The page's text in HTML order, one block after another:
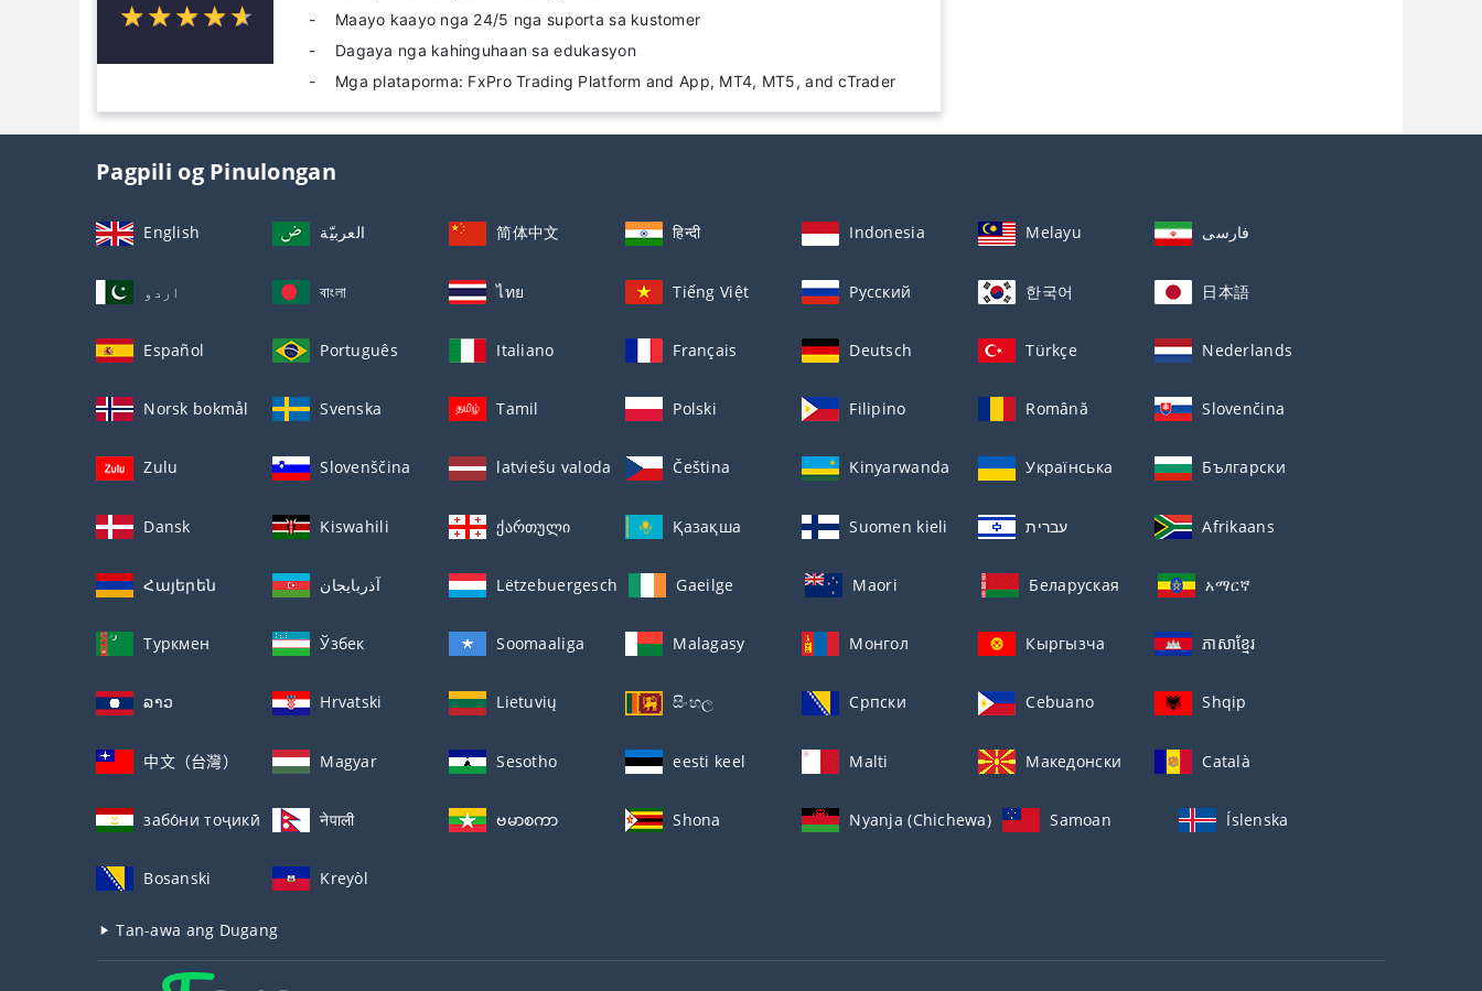
☆☆☆☆☆
★★★★★
Maayo kaayo nga 24/5 nga suporta sa kustomer
Dagaya nga kahinguhaan sa edukasyon
Mga plataporma: FxPro Trading Platform and App, MT4, MT5, and cTrader
Pagpili og Pinulongan
English العربيّة 简体中文 हिन्दी Indonesia Melayu فارسی
اردو বাংলা ไทย Tiếng Việt Русский 한국어 日本語
Español Português Italiano Français Deutsch Türkçe Nederlands
Norsk bokmål Svenska Tamil Polski Filipino Română Slovenčina
Zulu Slovenščina latviešu valoda Čeština Kinyarwanda Українська Български
Dansk Kiswahili ქართული Қазақша Suomen kieli עברית Afrikaans
Հայերեն آذربايجان Lëtzebuergesch Gaeilge Maori Беларуская አማርኛ
Туркмен Ўзбек Soomaaliga Malagasy Монгол Кыргызча ភាសាខ្មែរ
ລາວ Hrvatski Lietuvių සිංහල Српски Cebuano Shqip
中文（台灣） Magyar Sesotho eesti keel Malti Македонски Català
забо́ни тоҷикӣ́ नेपाली ဗမာစကာ Shona Nyanja (Chichewa) Samoan Íslenska
Bosanski Kreyòl
Tan-awa ang Dugang